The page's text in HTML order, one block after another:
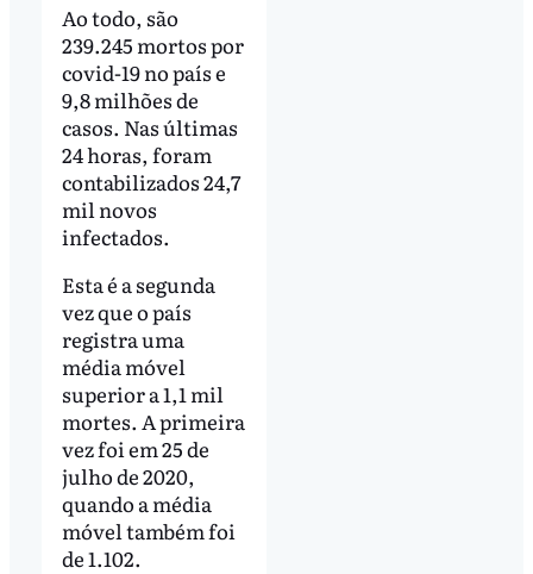
Ao todo, são
239.245 mortos por
covid-19 no país e
9,8 milhões de
casos. Nas últimas
24 horas, foram
contabilizados 24,7
mil novos
infectados.
Esta é a segunda
vez que o país
registra uma
média móvel
superior a 1,1 mil
mortes. A primeira
vez foi em 25 de
julho de 2020,
quando a média
móvel também foi
de 1.102.